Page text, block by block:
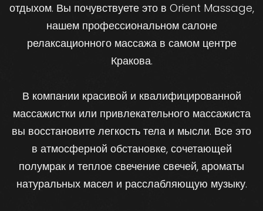
отдыхом. Вы почувствуете это в Orient Massage,
нашем профессиональном салоне
релаксационного массажа в самом центре
Кракова.
В компании красивой и квалифицированной
массажистки или привлекательного массажиста
вы восстановите легкость тела и мысли. Все это
в атмосферной обстановке, сочетающей
полумрак и теплое свечение свечей, ароматы
натуральных масел и расслабляющую музыку.